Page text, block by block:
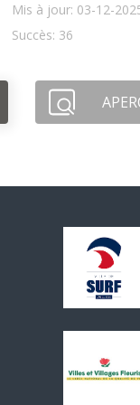
Mis à jour: 03-12-
Succès: 36